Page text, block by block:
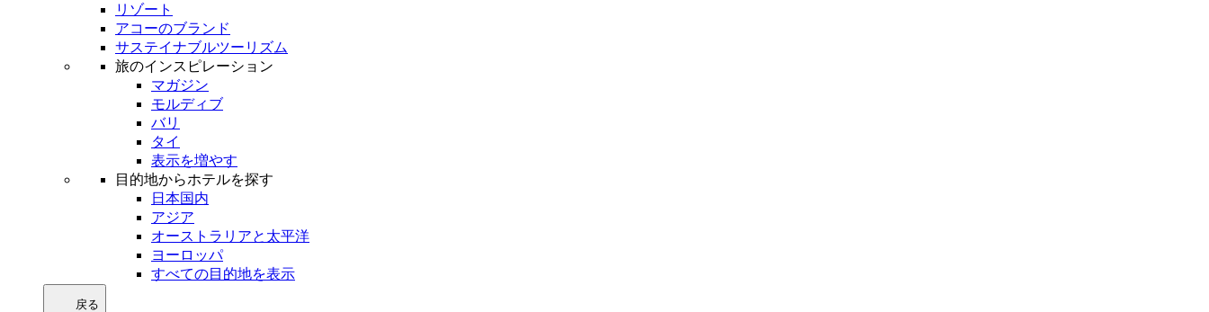
リゾート
アコーのブランド
サステイナブルツーリズム
旅のインスピレーション
マガジン
モルディブ
バリ
タイ
表示を増やす
目的地からホテルを探す
日本国内
アジア
オーストラリアと太平洋
ヨーロッパ
すべての目的地を表示
戻る